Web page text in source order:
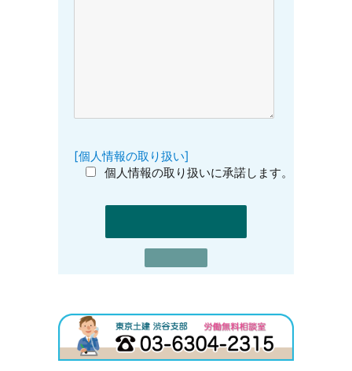
[個人情報の取り扱い]
個人情報の取り扱いに承諾します。